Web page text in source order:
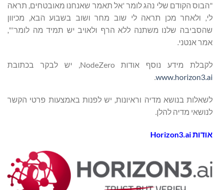
"הבוס הקודם שלי נהג לומר 'אל תאמר שאנחנו מאובטחים, תראה
לי, ולאחר מכן תראה לי שוב מחר ושוב בשבוע הבא, מכיוון
שהסביבה שלנו משתנה ללא הרף ולאויב יש תמיד מה לומר'",
אמר אנטני.
לקבלת מידע נוסף אודות NodeZero, יש לבקר בכתובת
www.horizon3.ai
.
לשאלות בנושא מדיה וראיונות, יש לפנות באמצעות פרטי הקשר
לנושאי מדיה להלן.
אודותHorizon3.ai